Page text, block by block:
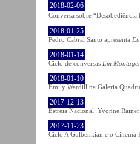
2018-02-06
Conversa sobre
2018-01-25
Pedro Cabral Santo apresenta
2018-01-14
Ciclo de conversas Em
2018-01-10
Emily Wardill na Galeria
2017-12-13
Estreia Nacional: Yvonne
2017-11-23
Ciclo A Gulbenkian e o Cinema